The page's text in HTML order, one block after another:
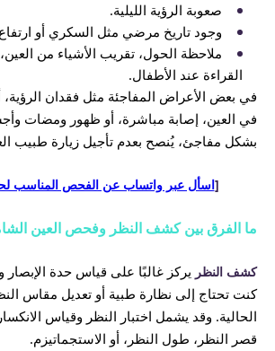
صعوبة الرؤية الليلية.
وجود تاريخ مرضي مثل السكري أو
ملاحظة الحول، تقريب الأشياء من
القراءة عند الأطفال.
في بعض الأعراض المفاجئة مثل فقدان الرؤية،
في العين، إصابة مباشرة، أو ظهور ومضات
بشكل مفاجئ، يُنصح بعدم تأجيل زيارة طبيب
[اسأل عبر واتساب عن الفحص المناسب
ما الفرق بين كشف النظر وفحص العين
كشف النظر يركز غالبًا على قياس حدة الإبصار
كنت تحتاج إلى نظارة طبية أو تعديل مقاس
الحالية. وقد يشمل اختبار النظر وقياس
قصر النظر، طول النظر، أو الاستجماتيزم.